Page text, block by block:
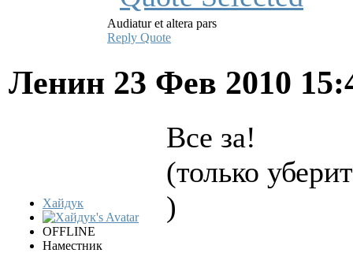
Audiatur et altera pars
Reply Quote
Ленин 23 Фев 2010
Хайдук
OFFLINE
Наместник
Все за!
(только
)